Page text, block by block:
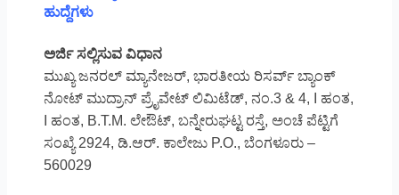
ಹುದ್ದೆಗಳು
ಅರ್ಜಿ ಸಲ್ಲಿಸುವ ವಿಧಾನ
ಮುಖ್ಯ ಜನರಲ್ ಮ್ಯಾನೇಜರ್, ಭಾರತೀಯ ರಿಸರ್ವ್ ಬ್ಯಾಂಕ್
ನೋಟ್ ಮುದ್ರಾನ್ ಪ್ರೈವೇಟ್ ಲಿಮಿಟೆಡ್, ನಂ.3 & 4, I ಹಂತ,
I ಹಂತ, B.T.M. ಲೇಔಟ್, ಬನ್ನೇರುಘಟ್ಟ ರಸ್ತೆ, ಅಂಚೆ ಪೆಟ್ಟಿಗೆ
ಸಂಖ್ಯೆ 2924, ಡಿ.ಆರ್. ಕಾಲೇಜು P.O., ಬೆಂಗಳೂರು –
560029